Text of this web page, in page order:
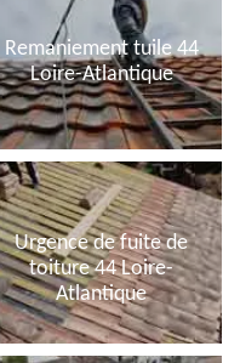
Remaniement tuile 44
Loire-Atlantique
Urgence de fuite de
toiture 44 Loire-
Atlantique